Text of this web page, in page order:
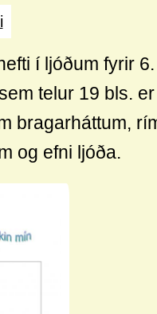
í ljóðum fyrir
telur 19 bls.
bragarháttum,
og efni ljóða.